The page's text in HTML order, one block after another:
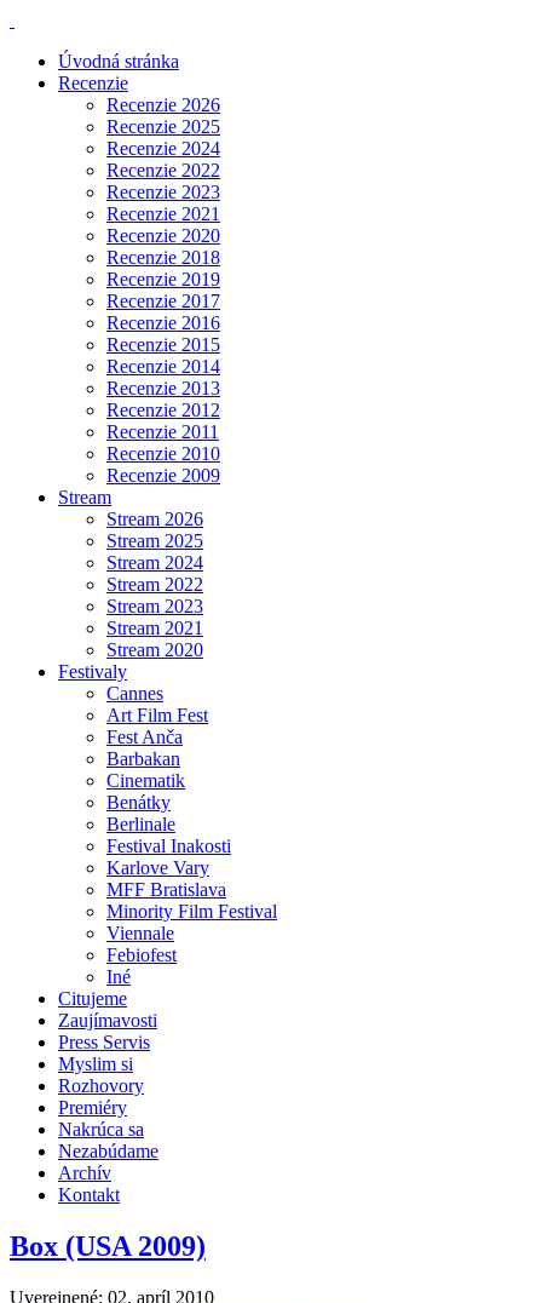
Úvodná stránka
Recenzie
Recenzie 2026
Recenzie 2025
Recenzie 2024
Recenzie 2022
Recenzie 2023
Recenzie 2021
Recenzie 2020
Recenzie 2018
Recenzie 2019
Recenzie 2017
Recenzie 2016
Recenzie 2015
Recenzie 2014
Recenzie 2013
Recenzie 2012
Recenzie 2011
Recenzie 2010
Recenzie 2009
Stream
Stream 2026
Stream 2025
Stream 2024
Stream 2022
Stream 2023
Stream 2021
Stream 2020
Festivaly
Cannes
Art Film Fest
Fest Anča
Barbakan
Cinematik
Benátky
Berlinale
Festival Inakosti
Karlove Vary
MFF Bratislava
Minority Film Festival
Viennale
Febiofest
Iné
Citujeme
Zaujímavosti
Press Servis
Myslim si
Rozhovory
Premiéry
Nakrúca sa
Nezabúdame
Archív
Kontakt
Box (USA 2009)
Uverejnené: 02. apríl 2010